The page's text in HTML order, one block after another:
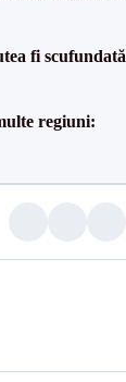
fi scufundată
regiuni: